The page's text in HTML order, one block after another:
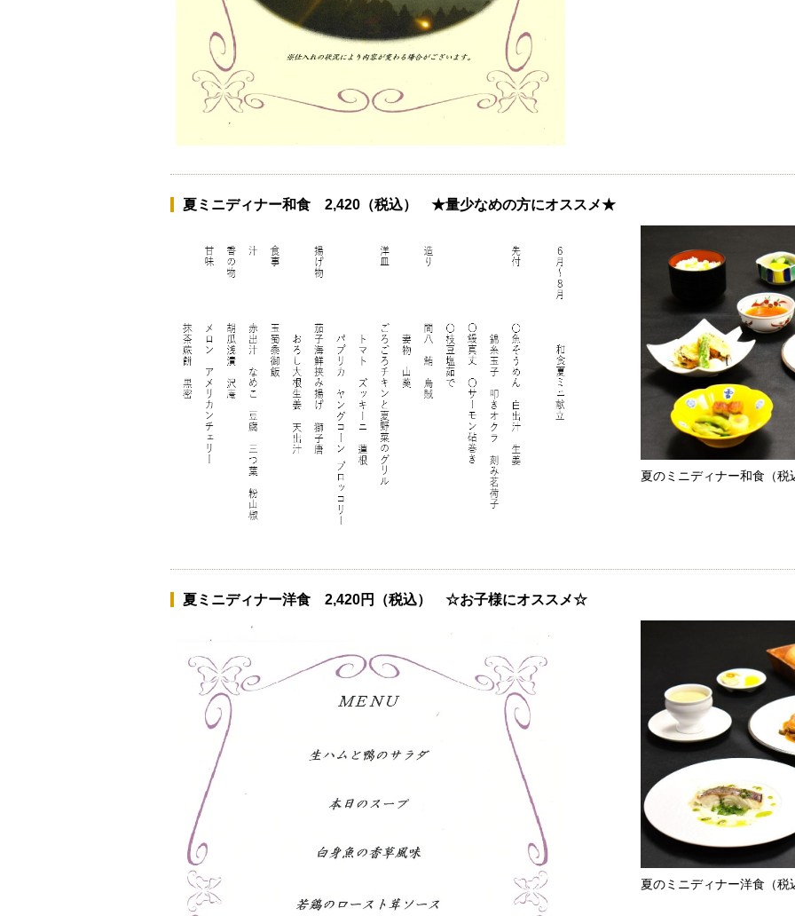
夏ミニディナー和食 2,420（税込） ★量少なめの方にオススメ★
夏のミニディナー和食（税
夏ミニディナー洋食 2,420円（税込） ☆お子様にオススメ☆
夏のミニディナー洋食（税